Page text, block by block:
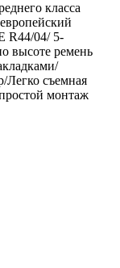
класса
R44/04/ 5-
высоте ремень
Легко съемная
монтаж